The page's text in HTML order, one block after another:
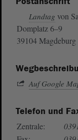
Landtag von
Domplatz 6–9
39104 Magdeburg
Auf Google
Telefon und
Zentrale: